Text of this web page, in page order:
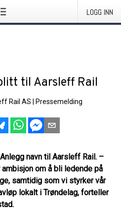
LOGG INN
til Aarsleff Rail
Rail AS Pressemelding
navn til Aarsleff Rail. –
om å bli ledende på
samtidig som vi styrker vår
lokalt i Trøndelag, forteller